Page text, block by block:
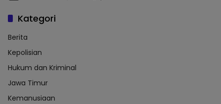
Kategori
Berita
Kepolisian
Hukum dan Kriminal
Jawa Timur
Kemanusiaan